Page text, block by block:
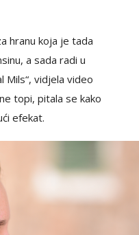
hranu koja je tada
a sada radi u
Mils“, vidjela video
topi, pitala se kako
efekat.